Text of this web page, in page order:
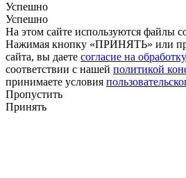
Успешно
Успешно
На этом сайте используются файлы
Нажимая кнопку «ПРИНЯТЬ» или
сайта, вы даете согласие на
соответствии с нашей политикой
принимаете условия
Пропустить
Принять